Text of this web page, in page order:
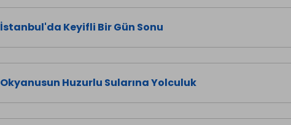
İstanbul'da Keyifli Bir Gün Sonu
Okyanusun Huzurlu Sularına Yolculuk